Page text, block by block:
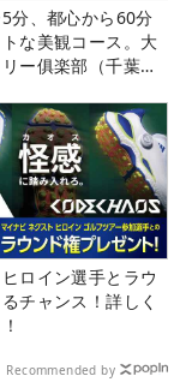
分、都心から60分
な美観コース。大
ー俱楽部（千葉
ロイン選手とラウ
チャンス！詳しく
Recommended by